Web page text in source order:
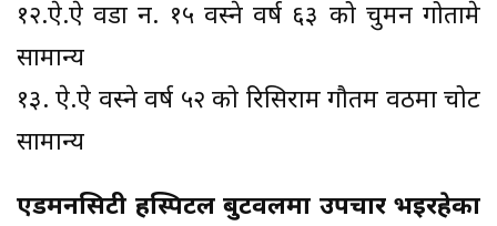
१२.ऐ.ऐ वडा न. १५ वस्ने वर्ष ६३ को चुमन गोतामे
सामान्य
१३. ऐ.ऐ वस्ने वर्ष ५२ को रिसिराम गौतम वठमा चोट
सामान्य
एडमनसिटी हस्पिटल बुटवलमा उपचार भइरहेका